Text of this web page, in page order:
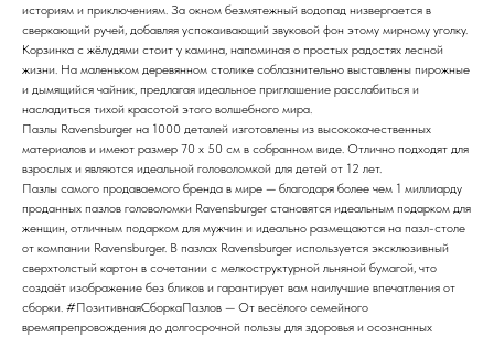
историям и приключениям. За окном безмятежный водопад низвергается в
сверкающий ручей, добавляя успокаивающий звуковой фон этому мирному уголку.
Корзинка с жёлудями стоит у камина, напоминая о простых радостях лесной
жизни. На маленьком деревянном столике соблазнительно выставлены пирожные
и дымящийся чайник, предлагая идеальное приглашение расслабиться и
насладиться тихой красотой этого волшебного мира.
Пазлы Ravensburger на 1000 деталей изготовлены из высококачественных
материалов и имеют размер 70 x 50 см в собранном виде. Отлично подходят для
взрослых и являются идеальной головоломкой для детей от 12 лет.
Пазлы самого продаваемого бренда в мире — благодаря более чем 1 миллиарду
проданных пазлов головоломки Ravensburger становятся идеальным подарком для
женщин, отличным подарком для мужчин и идеально размещаются на пазл-столе
от компании Ravensburger. В пазлах Ravensburger используется эксклюзивный
сверхтолстый картон в сочетании с мелкоструктурной льняной бумагой, что
создаёт изображение без бликов и гарантирует вам наилучшие впечатления от
сборки. #ПозитивнаяСборкаПазлов — От весёлого семейного
времяпрепровождения до долгосрочной пользы для здоровья и осознанных